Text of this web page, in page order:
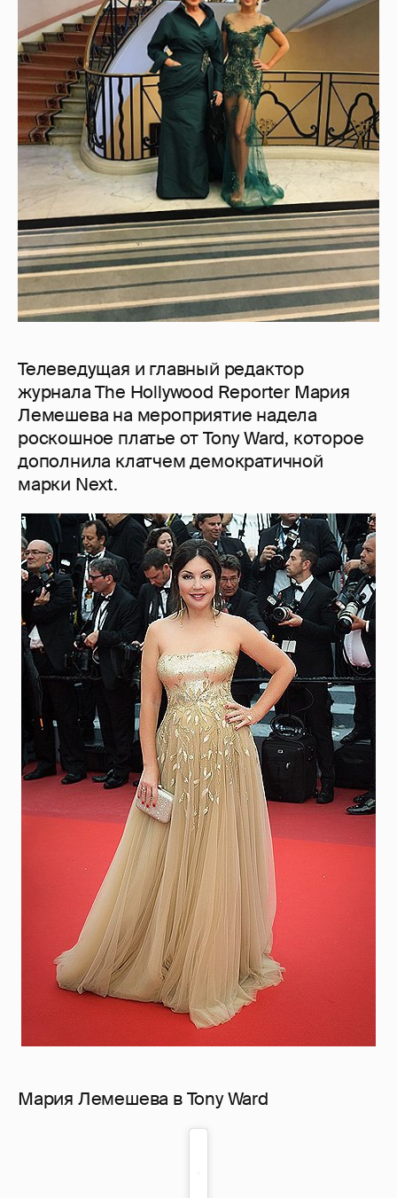
Телеведущая и главный редактор
журнала The Hollywood Reporter Мария
Лемешева на мероприятие надела
роскошное платье от Tony Ward, которое
дополнила клатчем демократичной
марки Next.
Мария Лемешева в Tony Ward